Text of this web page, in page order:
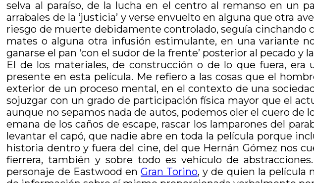
selva al paraíso, de la lucha en el centro al remanso en un
arrabales de la ‘justicia’ y verse envuelto en alguna que otra
riesgo de muerte debidamente controlado, seguía cinchando
mates o alguna otra infusión estimulante, en una variante
ganarse el pan ‘con el sudor de la frente’ posterior al pecado y
El de los materiales, de construcción o de lo que fuera,
presente en esta película. Me refiero a las cosas que el
exterior de un proceso mental, en el contexto de una
sojuzgar con un grado de participación física mayor que el
aunque no sepamos nada de autos, podemos oler el cuero de
emana de los caños de escape, rascar los lamparones del
levantar el capó, que nadie abre en toda la película porque
historia dentro y fuera del cine, del que Hernán Gómez nos
fierrera, también y sobre todo es vehículo de
personaje de Eastwood enGran Torino, y de quien la película